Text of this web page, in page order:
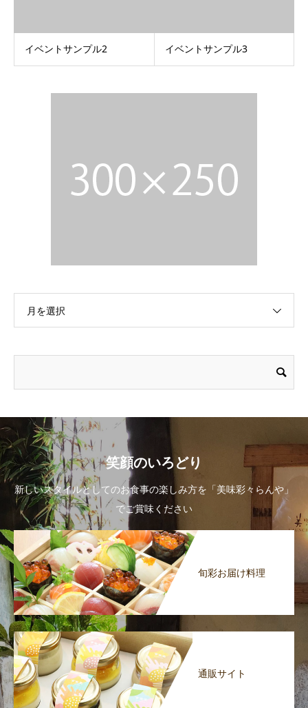
イベントサンプル2 イベントサンプル3
月を選択
笑顔のいろどり
新しいスタイルとしてのお食事の楽しみ方を「美味彩々らんや」
でご賞味ください
旬彩お届け料理
通販サイト